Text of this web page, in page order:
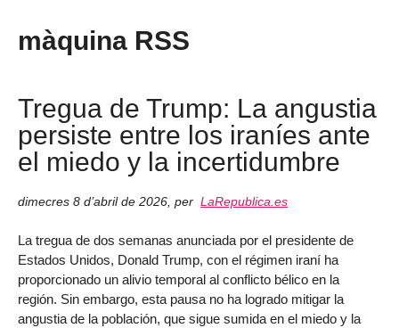
màquina RSS
Tregua de Trump: La angustia
persiste entre los iraníes ante
el miedo y la incertidumbre
dimecres 8 d’abril de 2026 per LaRepublica.es
La tregua de dos semanas anunciada por el presidente de
Estados Unidos, Donald Trump, con el régimen iraní ha
proporcionado un alivio temporal al conflicto bélico en la
región. Sin embargo, esta pausa no ha logrado mitigar la
angustia de la población, que sigue sumida en el miedo y la